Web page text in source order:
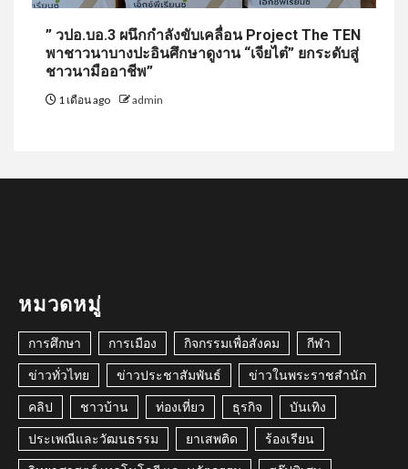
” วปอ.บอ.3 ผนึกกำลังขับเคลื่อน Project The TEN
พาชาวนาบางปะอินศึกษาดูงาน “เจียไต๋” ยกระดับสู่
ชาวนามืออาชีพ”
1 เดือน ago admin
หมวดหมู่
การศึกษา การเมือง กิจกรรมเพื่อสังคม กีฬา
ข่าวทั่วไทย ข่าวประชาสัมพันธ์ ข่าวในพระราชสำนัก
คลิป ชาวบ้าน ท่องเที่ยว ธุรกิจ บันเทิง
ประเพณีและวัฒนธรรม ยาเสพติด ร้องเรียน